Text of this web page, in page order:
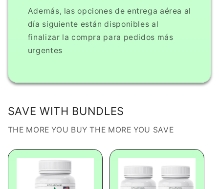
Además, las opciones de entrega aérea al
día siguiente están disponibles al
finalizar la compra para pedidos más
urgentes
SAVE WITH BUNDLES
THE MORE YOU BUY THE MORE YOU SAVE